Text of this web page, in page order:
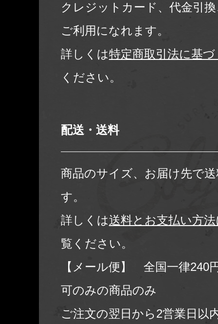
クレジットカード、代金引
ご利用になれます。
詳しくは特定商取引法に基
ください。
配送・送料
商品のサイズ、お届け先で
す。
詳しくは送料とお支払い方
覧ください。
【メール便】 全国一律240
可のみの商品のみ
ご注文の翌日から2営業日以